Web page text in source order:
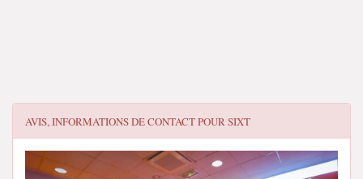
AVIS, INFORMATIONS DE CONTACT POURSIXT